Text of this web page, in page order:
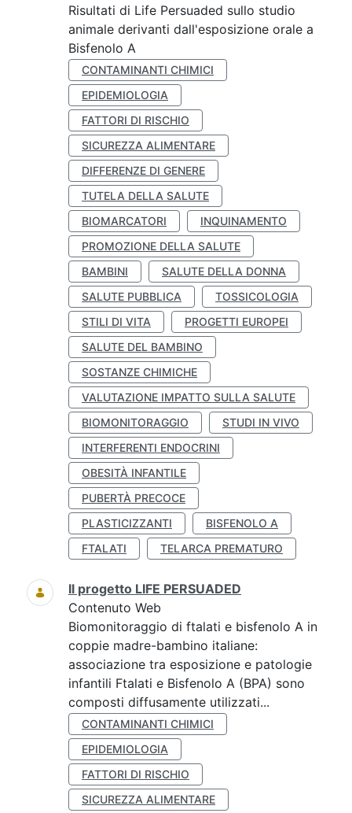
Risultati di Life Persuaded sullo studio
animale derivanti dall'esposizione orale a
Bisfenolo A
CONTAMINANTI CHIMICI
EPIDEMIOLOGIA
FATTORI DI RISCHIO
SICUREZZA ALIMENTARE
DIFFERENZE DI GENERE
TUTELA DELLA SALUTE
BIOMARCATORI
INQUINAMENTO
PROMOZIONE DELLA SALUTE
BAMBINI
SALUTE DELLA DONNA
SALUTE PUBBLICA
TOSSICOLOGIA
STILI DI VITA
PROGETTI EUROPEI
SALUTE DEL BAMBINO
SOSTANZE CHIMICHE
VALUTAZIONE IMPATTO SULLA SALUTE
BIOMONITORAGGIO
STUDI IN VIVO
INTERFERENTI ENDOCRINI
OBESITÀ INFANTILE
PUBERTÀ PRECOCE
PLASTICIZZANTI
BISFENOLO A
FTALATI
TELARCA PREMATURO
Il progetto LIFE PERSUADED
Contenuto Web
Biomonitoraggio di ftalati e bisfenolo A in
coppie madre-bambino italiane:
associazione tra esposizione e patologie
infantili Ftalati e Bisfenolo A (BPA) sono
composti diffusamente utilizzati...
CONTAMINANTI CHIMICI
EPIDEMIOLOGIA
FATTORI DI RISCHIO
SICUREZZA ALIMENTARE